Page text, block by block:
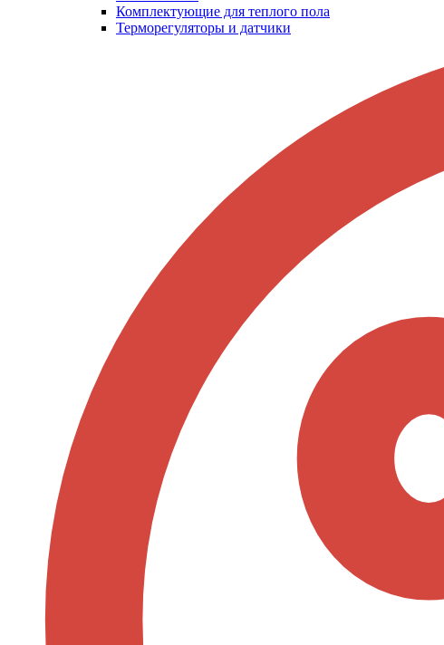
Комплектующие для теплого пола
Терморегуляторы и датчики